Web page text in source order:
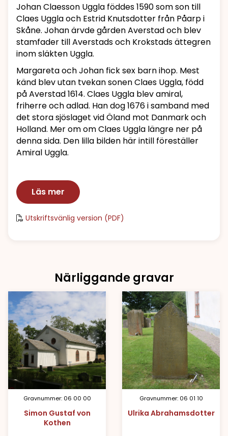
Johan Claesson Uggla föddes 1590 som son till
Claes Uggla och Estrid Knutsdotter från Påarp i
Skåne. Johan ärvde gården Averstad och blev
stamfader till Averstads och Krokstads ättegren
inom släkten Uggla.
Margareta och Johan fick sex barn ihop. Mest
känd blev utan tvekan sonen Claes Uggla, född
på Averstad 1614. Claes Uggla blev amiral,
friherre och adlad. Han dog 1676 i samband med
det stora sjöslaget vid Öland mot Danmark och
Holland. Mer om om Claes Uggla längre ner på
denna sida. Den lilla bilden här intill föreställer
Amiral Uggla.
Läs mer
Utskriftsvänlig version (PDF)
Närliggande gravar
Gravnummer: 06 00 00
Simon Gustaf von
Kothen
Gravnummer: 06 01 10
Ulrika Abrahamsdotter